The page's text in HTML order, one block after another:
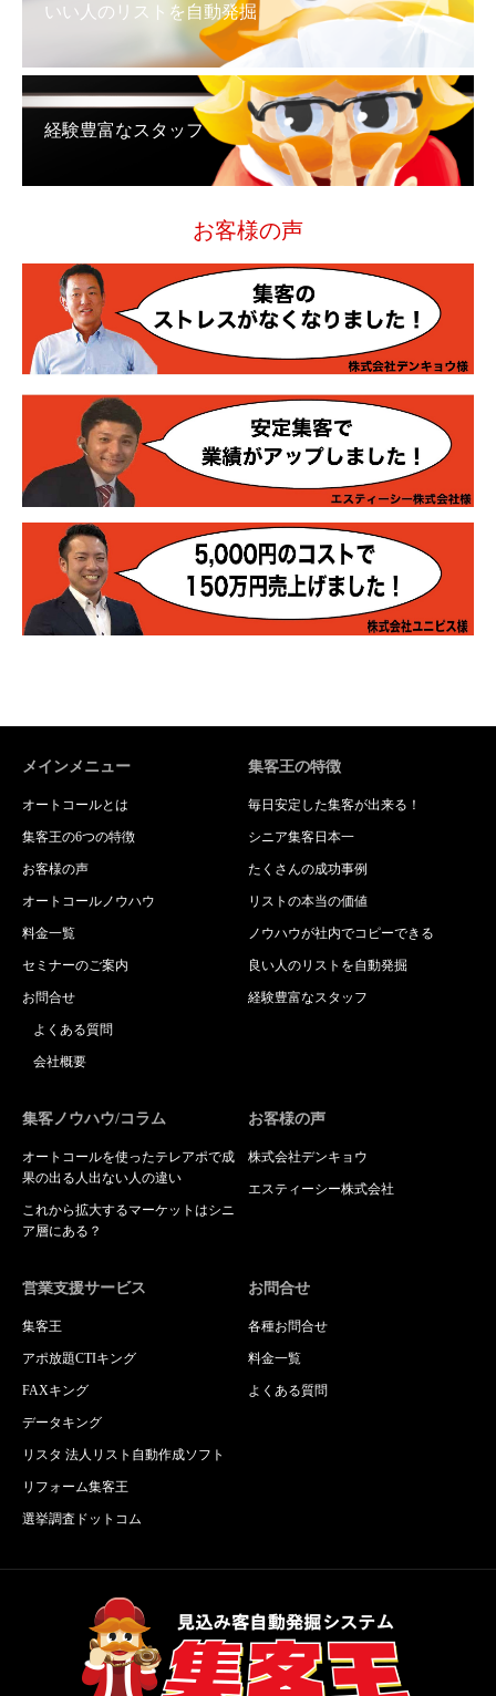
いい人のリストを自動発掘
経験豊富なスタッフ
お客様の声
メインメニュー
オートコールとは
集客王の6つの特徴
お客様の声
オートコールノウハウ
料金一覧
セミナーのご案内
お問合せ
よくある質問
会社概要
集客王の特徴
毎日安定した集客が出来る！
シニア集客日本一
たくさんの成功事例
リストの本当の価値
ノウハウが社内でコピーできる
良い人のリストを自動発掘
経験豊富なスタッフ
集客ノウハウ/コラム
オートコールを使ったテレアポで成
果の出る人出ない人の違い
これから拡大するマーケットはシニ
ア層にある？
お客様の声
株式会社デンキョウ
エスティーシー株式会社
営業支援サービス
集客王
アポ放題CTIキング
FAXキング
データキング
リスタ 法人リスト自動作成ソフト
リフォーム集客王
選挙調査ドットコム
お問合せ
各種お問合せ
料金一覧
よくある質問